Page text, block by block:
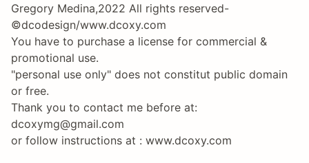
Gregory Medina,2022 All rights reserved-
©dcodesign/www.dcoxy.com
You have to purchase a license for commercial &
promotional use.
"personal use only" does not constitut public domain
or free.
Thank you to contact me before at:
dcoxymg@gmail.com
or follow instructions at : www.dcoxy.com